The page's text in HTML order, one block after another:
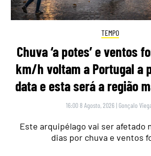
TEMPO
Chuva ‘a potes’ e ventos
km/h voltam a Portugal a
data e esta será a região
16:00 8 Agosto, 2026 | Gonçalo
Este arquipélago vai ser afetado
dias por chuva e ventos